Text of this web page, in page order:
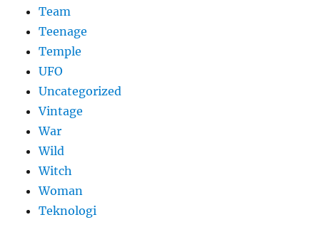
Team
Teenage
Temple
UFO
Uncategorized
Vintage
War
Wild
Witch
Woman
​Teknologi